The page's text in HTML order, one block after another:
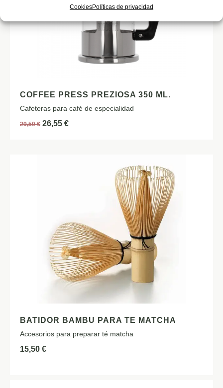
CookiesPolíticas de privacidad
COFFEE PRESS PREZIOSA 350 ML.
Cafeteras para café de especialidad
29,50€ 26,55 €
BATIDOR BAMBU PARA TE MATCHA
Accesorios para preparar té matcha
15,50 €